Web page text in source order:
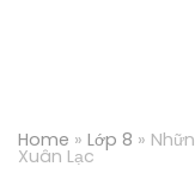
Home » Lớp 8 »
Xuân Lạc